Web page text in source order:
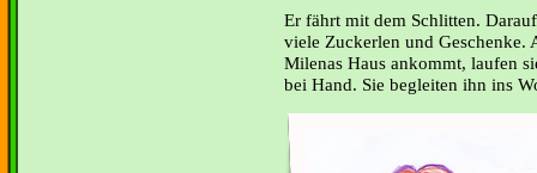
Er fährt mit dem Schlitten.
viele Zuckerlen und
Milenas Haus ankommt, laufen
bei Hand. Sie begleiten ihn ins